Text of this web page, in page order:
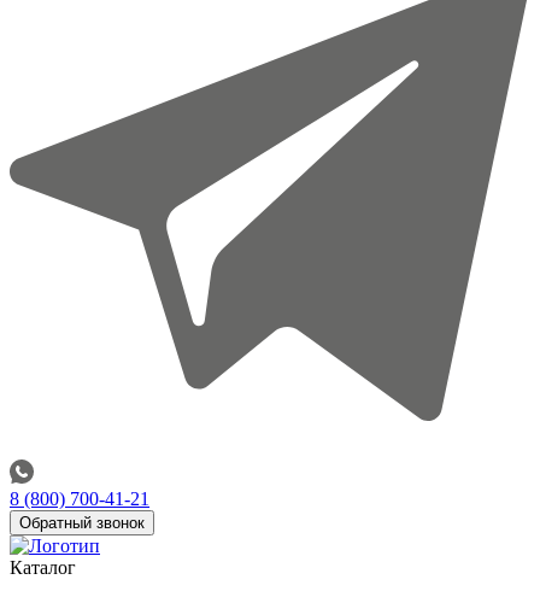
8 (800) 700-41-21
Обратный звонок
Каталог